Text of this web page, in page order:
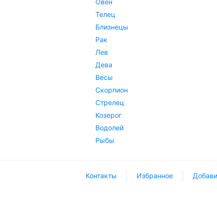
Телец
Близнецы
Рак
Лев
Дева
Весы
Скорпион
Стрелец
Козерог
Водолей
Рыбы
Контакты Избранное